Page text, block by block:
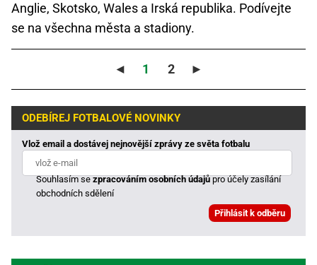
Anglie, Skotsko, Wales a Irská republika. Podívejte
se na všechna města a stadiony.
◄ 1 2 ►
ODEBÍREJ FOTBALOVÉ NOVINKY
Vlož email a dostávej nejnovější zprávy ze světa fotbalu
Souhlasím sezpracováním osobních údajůpro účely zasílání
obchodních sdělení